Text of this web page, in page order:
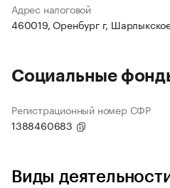
Адрес налоговой
460019, Оренбург г,
Социальные
Регистрационный номер СФР
1388460683
Виды